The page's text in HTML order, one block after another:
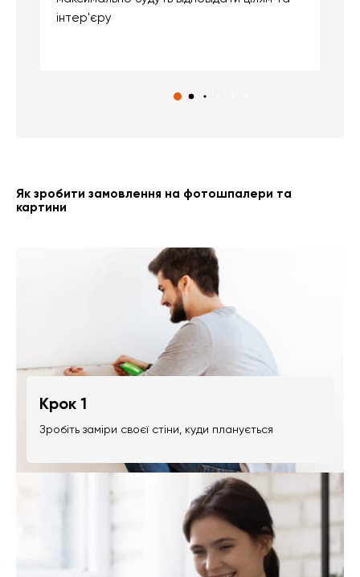
інтер'єру
Як зробити замовлення на фотошпалери та
картини
Крок 1
Зробіть заміри своєї стіни, куди планується